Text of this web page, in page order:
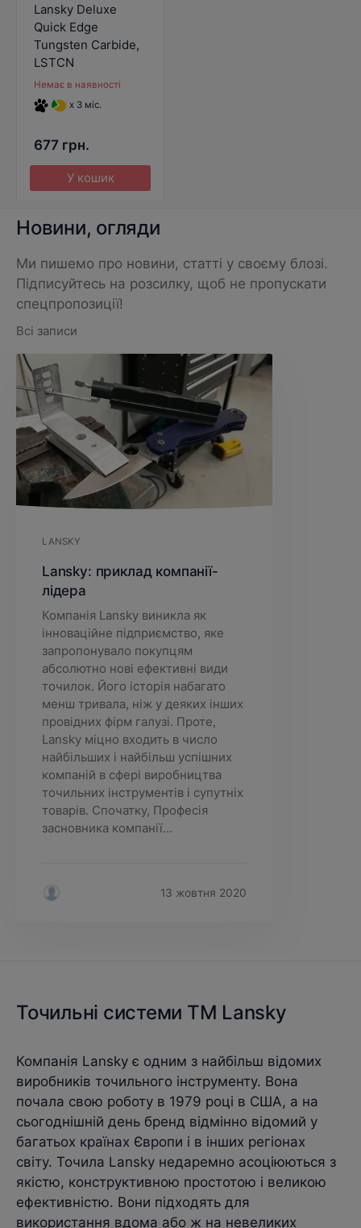
Lansky Deluxe
Quick Edge
Tungsten Carbide,
LSTCN
Немає в наявності
x 3 міс.
677 грн.
У кошик
Новини, огляди
Ми пишемо про новини, статті у своєму блозі.
Підписуйтесь на розсилку, щоб не пропускати
спецпропозиції!
Всі записи
LANSKY
Lansky: приклад компанії-
лідера
Компанія Lansky виникла як
інноваційне підприємство, яке
запропонувало покупцям
абсолютно нові ефективні види
точилок. Його історія набагато
менш тривала, ніж у деяких інших
провідних фірм галузі. Проте,
Lansky міцно входить в число
найбільших і найбільш успішних
компаній в сфері виробництва
точильних інструментів і супутніх
товарів. Спочатку, Професія
засновника компанії...
13 жовтня 2020
Точильні системи TM Lansky
Компанія Lansky є одним з найбільш відомих
виробників точильного інструменту. Вона
почала свою роботу в 1979 році в США, а на
сьогоднішній день бренд відмінно відомий у
багатьох країнах Європи і в інших регіонах
світу. Точила Lansky недаремно асоціюються з
якістю, конструктивною простотою і великою
ефективністю. Вони підходять для
використання вдома або ж на невеликих